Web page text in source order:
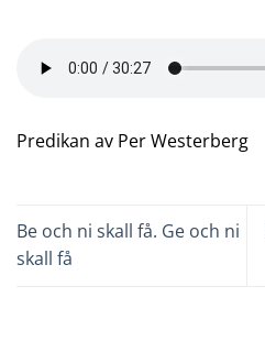
Predikan av Per Westerberg
Be och ni skall få. Ge och ni
skall få